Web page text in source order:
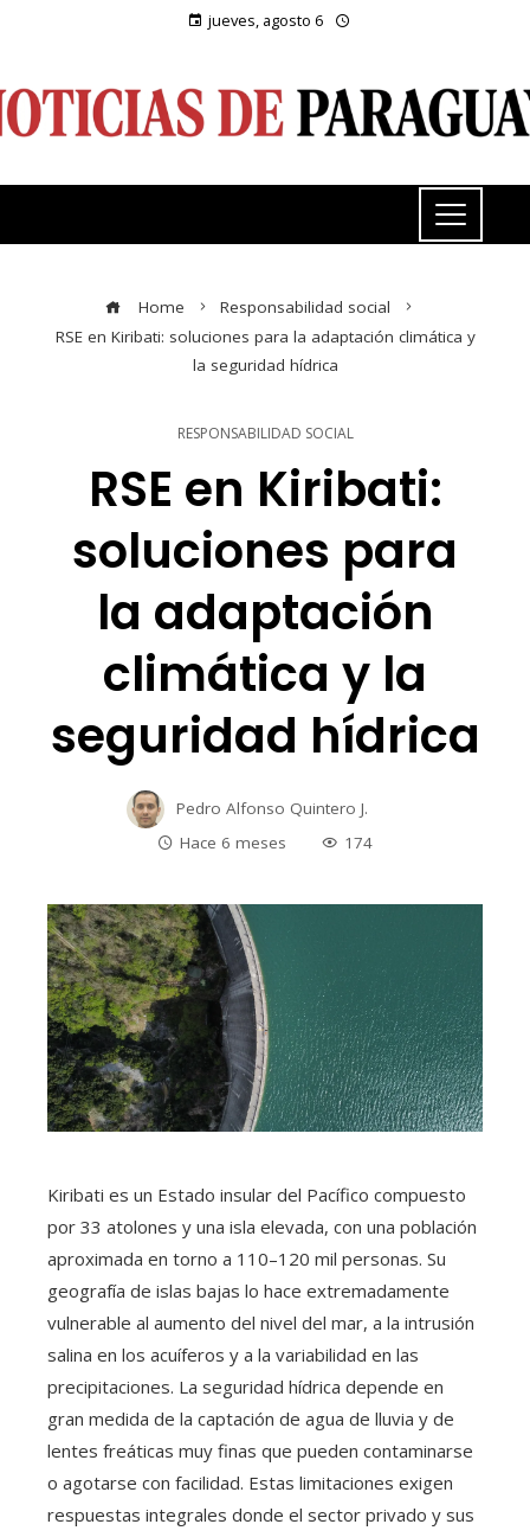
jueves, agosto 6
Home
Responsabilidad social
RSE en Kiribati: soluciones para la adaptación climática y
la seguridad hídrica
RESPONSABILIDAD SOCIAL
RSE en Kiribati:
soluciones para
la adaptación
climática y la
seguridad hídrica
Pedro Alfonso Quintero J.
Hace 6 meses
174
Kiribati es un Estado insular del Pacífico compuesto
por 33 atolones y una isla elevada, con una población
aproximada en torno a 110–120 mil personas. Su
geografía de islas bajas lo hace extremadamente
vulnerable al aumento del nivel del mar, a la intrusión
salina en los acuíferos y a la variabilidad en las
precipitaciones. La seguridad hídrica depende en
gran medida de la captación de agua de lluvia y de
lentes freáticas muy finas que pueden contaminarse
o agotarse con facilidad. Estas limitaciones exigen
respuestas integrales donde el sector privado y sus